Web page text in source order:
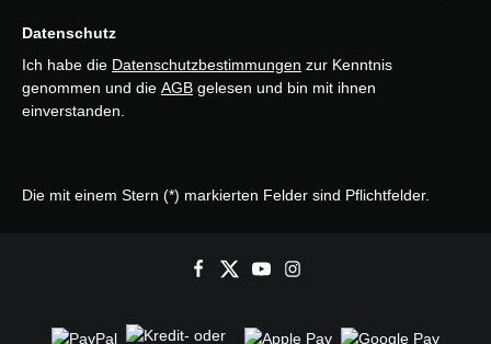
Datenschutz
Ich habe die Datenschutzbestimmungen zur Kenntnis
genommen und die AGB gelesen und bin mit ihnen
einverstanden.
Die mit einem Stern (*) markierten Felder sind Pflichtfelder.